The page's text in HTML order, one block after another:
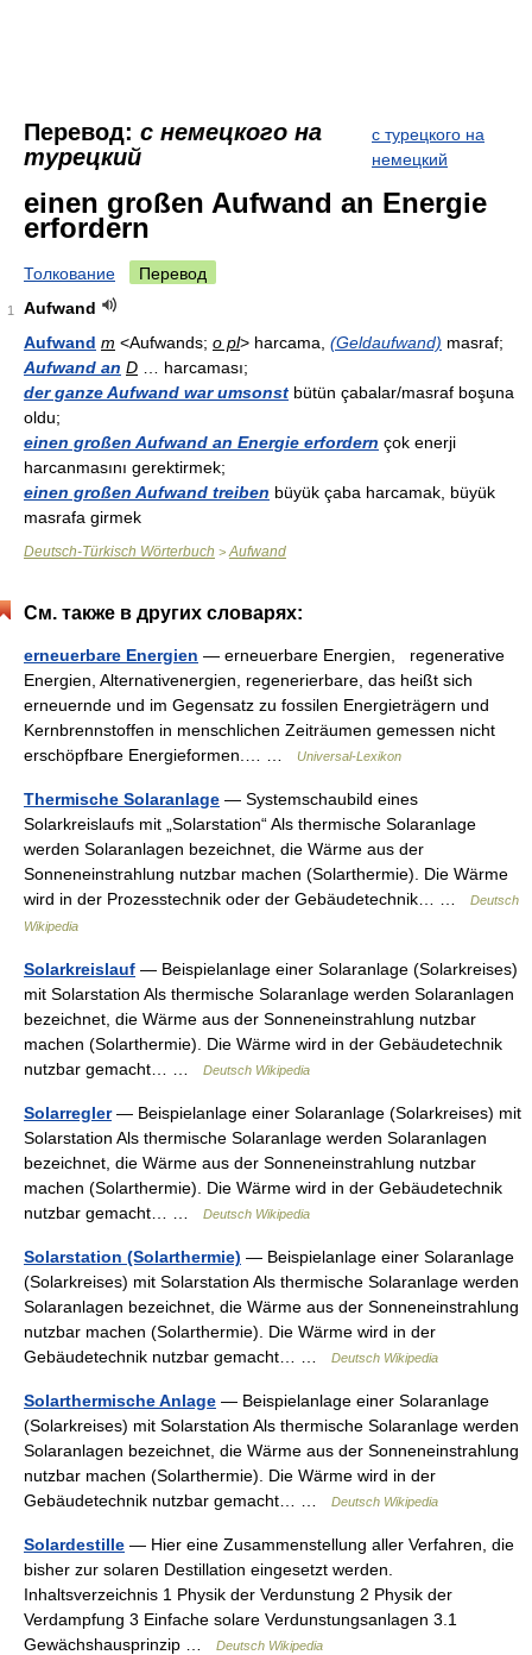
Перевод: с немецкого на
турецкий
с турецкого на
немецкий
einen großen Aufwand an Energie
erfordern
Толкование Перевод
1
Aufwand
Aufwand m <Aufwands; o pl> harcama, (Geldaufwand) masraf;
Aufwand an D … harcaması;
der ganze Aufwand war umsonst bütün çabalar/masraf boşuna
oldu;
einen großen Aufwand an Energie erfordern çok enerji
harcanmasını gerektirmek;
einen großen Aufwand treiben büyük çaba harcamak, büyük
masrafa girmek
Deutsch-Türkisch Wörterbuch > Aufwand
См. также в других словарях:
erneuerbare Energien — erneuerbare Energien, regenerative
Energien, Alternativenergien, regenerierbare, das heißt sich
erneuernde und im Gegensatz zu fossilen Energieträgern und
Kernbrennstoffen in menschlichen Zeiträumen gemessen nicht
erschöpfbare Energieformen.… …
Universal-Lexikon
Thermische Solaranlage — Systemschaubild eines
Solarkreislaufs mit „Solarstation“ Als thermische Solaranlage
werden Solaranlagen bezeichnet, die Wärme aus der
Sonneneinstrahlung nutzbar machen (Solarthermie). Die Wärme
wird in der Prozesstechnik oder der Gebäudetechnik… …
Deutsch
Wikipedia
Solarkreislauf — Beispielanlage einer Solaranlage (Solarkreises)
mit Solarstation Als thermische Solaranlage werden Solaranlagen
bezeichnet, die Wärme aus der Sonneneinstrahlung nutzbar
machen (Solarthermie). Die Wärme wird in der Gebäudetechnik
nutzbar gemacht… …
Deutsch Wikipedia
Solarregler— Beispielanlage einer Solaranlage (Solarkreises) mit
Solarstation Als thermische Solaranlage werden Solaranlagen
bezeichnet, die Wärme aus der Sonneneinstrahlung nutzbar
machen (Solarthermie). Die Wärme wird in der Gebäudetechnik
nutzbar gemacht… …
Deutsch Wikipedia
Solarstation (Solarthermie) — Beispielanlage einer Solaranlage
(Solarkreises) mit Solarstation Als thermische Solaranlage werden
Solaranlagen bezeichnet, die Wärme aus der Sonneneinstrahlung
nutzbar machen (Solarthermie). Die Wärme wird in der
Gebäudetechnik nutzbar gemacht… …
Deutsch Wikipedia
Solarthermische Anlage — Beispielanlage einer Solaranlage
(Solarkreises) mit Solarstation Als thermische Solaranlage werden
Solaranlagen bezeichnet, die Wärme aus der Sonneneinstrahlung
nutzbar machen (Solarthermie). Die Wärme wird in der
Gebäudetechnik nutzbar gemacht… …
Deutsch Wikipedia
Solardestille — Hier eine Zusammenstellung aller Verfahren, die
bisher zur solaren Destillation eingesetzt werden.
Inhaltsverzeichnis 1 Physik der Verdunstung 2 Physik der
Verdampfung 3 Einfache solare Verdunstungsanlagen 3.1
Gewächshausprinzip …
Deutsch Wikipedia